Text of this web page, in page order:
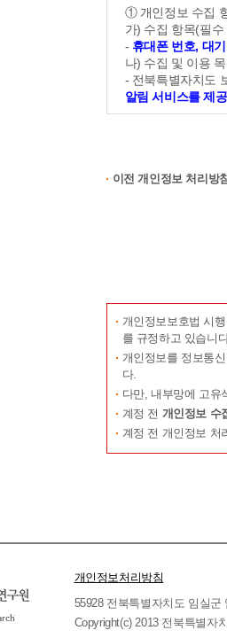
① 본 약관에서 사
1. 이용자 : 서비스
신청인
2. 신청인 : 서비
3. 비신청인 : 알
4. 이용해지 : 신
제4조 (이용계약의
이용신청은 전북
합니다.
② 전북특별자치도
1. 내용이 허위인
2. 기타 전북특별
제7조 (계약사항의
신청인은 계약사
② 전북특별자치도
③ 서비스의 이용
지될 수 있고, 또한
북특별자치도대
④ 전북특별자치도
① 개인정보 수집
가) 수집 항목(필수
- 휴대폰 번호, 대
나) 수집 및 이용
- 전북특별자치도
알림 서비스를 제공
③ 동의거부관리
이전 개인정보 처리방
개인정보보호법 시
를 규정하고 있습니
개인정보를 정보통
다.
다만, 내부망에 고유
계정 전 개인정보 수
계정 전 개인정보 처
개인정보처리방침
55928 전북특별자치도 임실군
Copyright(c) 2013 전북특별자